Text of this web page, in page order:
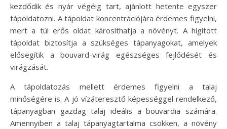
kezdődik és nyár végéig tart, ajánlott hetente egyszer
tápoldatozni. A tápoldat koncentrációjára érdemes figyelni,
mert a túl erős oldat károsíthatja a növényt. A hígított
tápoldat biztosítja a szükséges tápanyagokat, amelyek
elősegítik a bouvard-virág egészséges fejlődését és
virágzását.
A tápoldatozás mellett érdemes figyelni a talaj
minőségére is. A jó vízáteresztő képességgel rendelkező,
tápanyagban gazdag talaj ideális a bouvardia számára.
Amennyiben a talaj tápanyagtartalma csökken, a növény